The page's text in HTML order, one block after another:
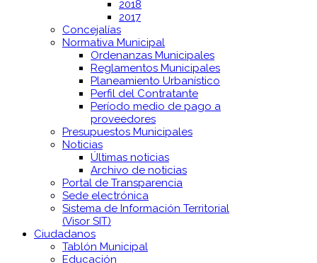
2018
2017
Concejalías
Normativa Municipal
Ordenanzas Municipales
Reglamentos Municipales
Planeamiento Urbanístico
Perfil del Contratante
Período medio de pago a
proveedores
Presupuestos Municipales
Noticias
Últimas noticias
Archivo de noticias
Portal de Transparencia
Sede electrónica
Sistema de Información Territorial
(Visor SIT)
Ciudadanos
Tablón Municipal
Educación